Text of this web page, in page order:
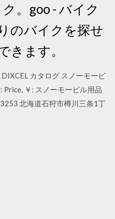
。goo - バイク
のバイクを探せ
きます。
カタログ スノーモービ
￥: スノーモービル用品
北海道石狩市樽川三条1丁